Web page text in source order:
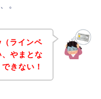
。
ラインペ
やまとな
きない！